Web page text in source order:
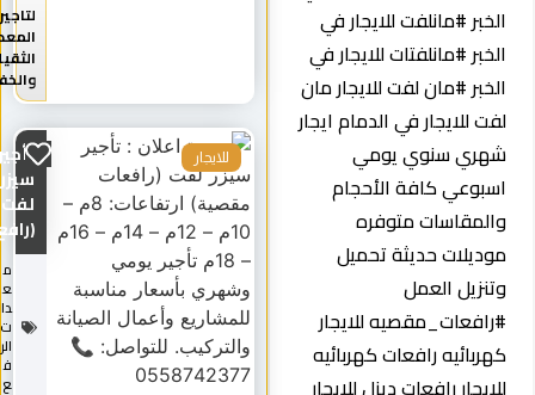
الخبر #مانلفت للايجار في
الخبر #مانلفتات للايجار في
الخبر #مان لفت للايجار مان
لفت للايجار في الدمام ايجار
شهري سنوي يومي
اسبوعي كافة الأحجام
والمقاسات متوفره
موديلات حديثة تحميل
وتنزيل العمل
#رافعات_مقصيه للايجار
كهربائيه رافعات كهربائيه
للايجار رافعات ديزل للايجار
لتاجير
المعدات
الثقيلة
والخفيفة
تأجير
سيزر
لفت
(رافع...
ت
للايجار